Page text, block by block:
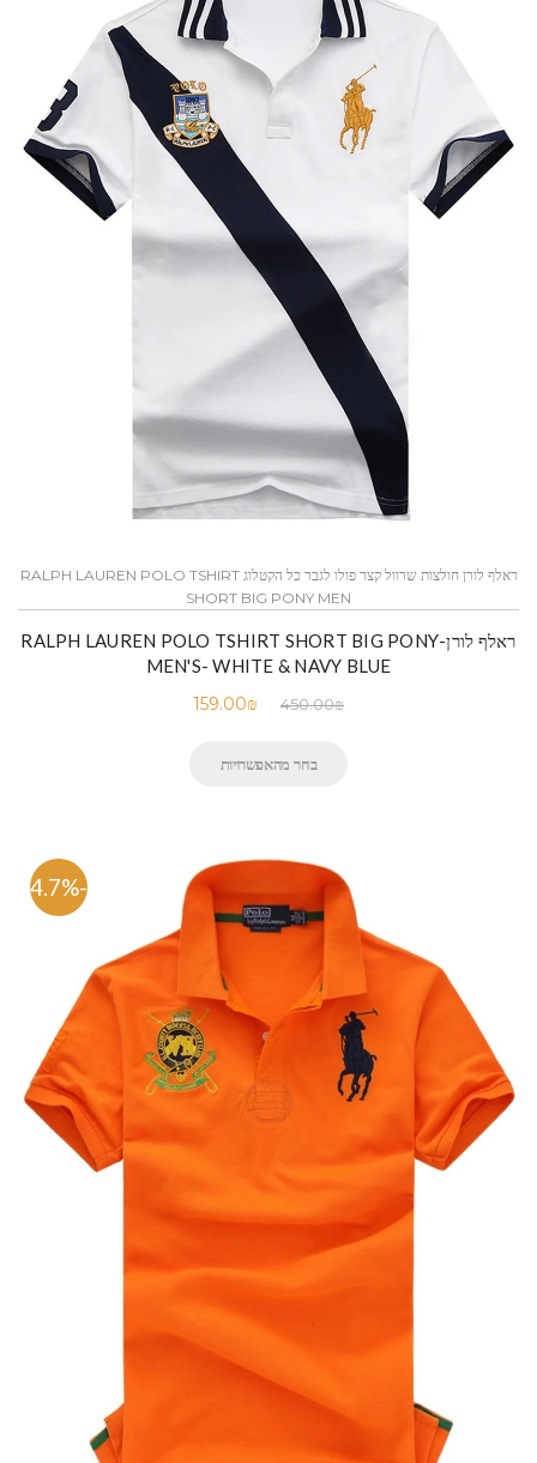
ראלף לורן חולצות שרוול קצר פולו לגבר כל הקטלוג RALPH LAUREN POLO TSHIRT
SHORT BIG PONY MEN
ראלף לורן-RALPH LAUREN POLO TSHIRT SHORT BIG PONY
MEN'S- WHITE & NAVY BLUE
450.00₪
159.00₪
בחר מהאפשרויות
-64.7%